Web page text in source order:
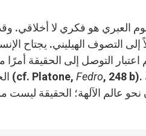
العبري هو فكري لا
إلى التصوف الهيليني. يجتاح
تم اعتبار التوصل إلى الحقيقة
الحقيقة، لأن العالم العقلي وحده هو العالم الحقيقي (cf. Platone, Fedro, 248 b). في هذا المنظور تتبع مسيرة الحقيقة
نحو عالم الآلهة؛ الحقيقة